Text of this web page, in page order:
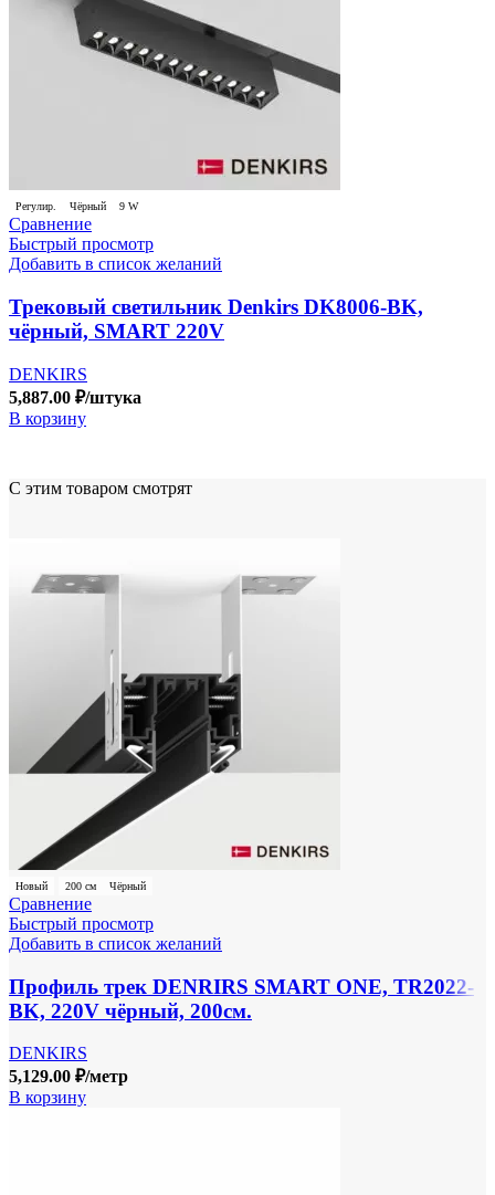
Регулир. Чёрный 9 W
Сравнение
Быстрый просмотр
Добавить в список желаний
Трековый светильник Denkirs DK8006-BK,
чёрный, SMART 220V
DENKIRS
5,887.00 ₽/штука
В корзину
С этим товаром смотрят
Новый 200 см Чёрный
Сравнение
Быстрый просмотр
Добавить в список желаний
Профиль трек DENRIRS SMART ONE, TR2022-
BK, 220V чёрный, 200см.
DENKIRS
5,129.00 ₽/метр
В корзину